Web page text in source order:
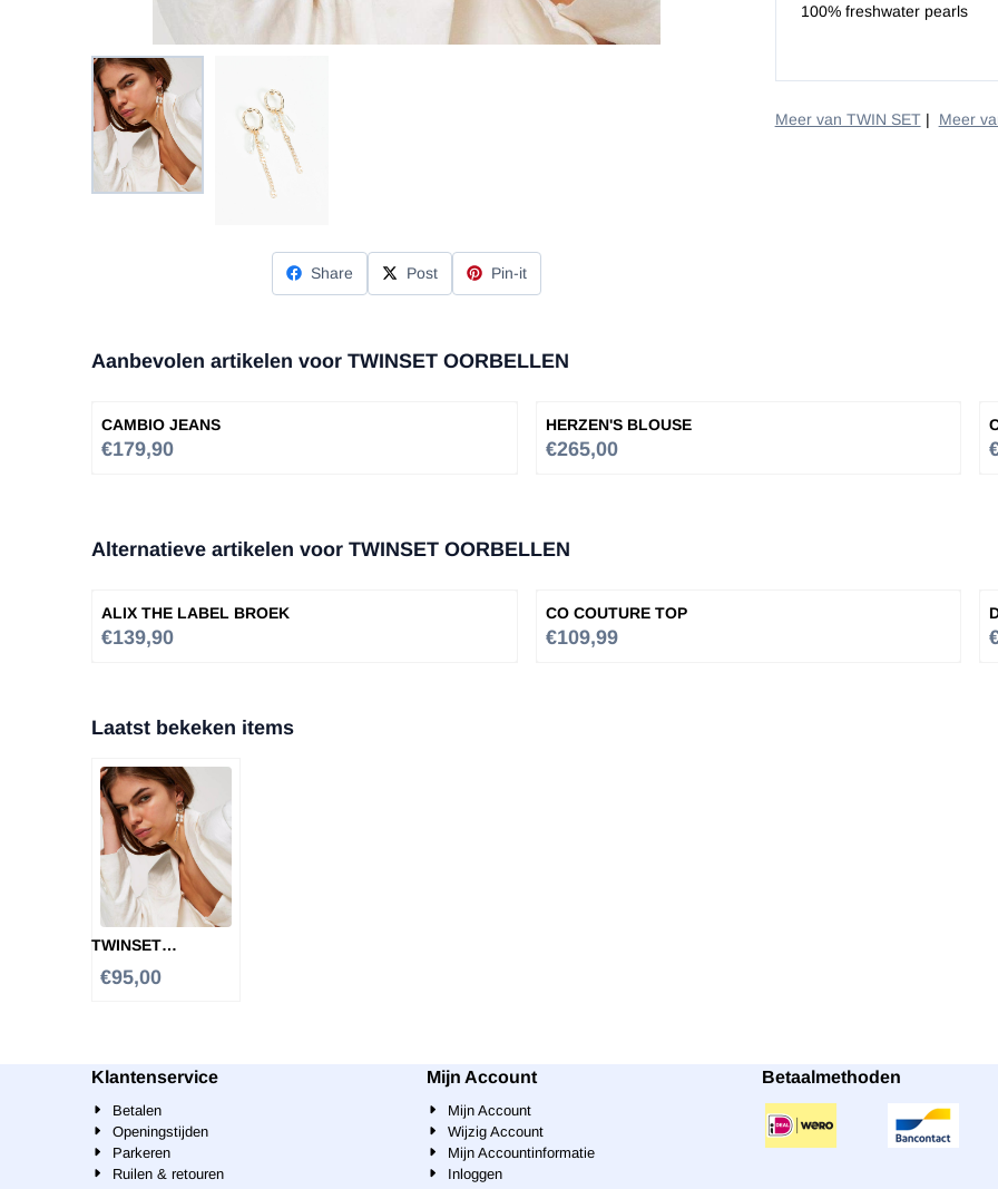
Share Post Pin-it
100% freshwater pearls
Meer van TWIN SET | Meer
Aanbevolen artikelen voor TWINSET OORBELLEN
CAMBIO JEANS
Prijs: 179,90
€179,90
HERZEN'S BLOUSE
Prijs: 265,00
€265,00
Alternatieve artikelen voor TWINSET OORBELLEN
ALIX THE LABEL BROEK
Prijs: 139,90
€139,90
CO COUTURE TOP
Prijs: 109,99
€109,99
Laatst bekeken items
TWINSET
€95,00
Klantenservice
Betalen
Openingstijden
Parkeren
Ruilen & retouren
Mijn Account
Mijn Account
Wijzig Account
Mijn Accountinformatie
Inloggen
Betaalmethoden